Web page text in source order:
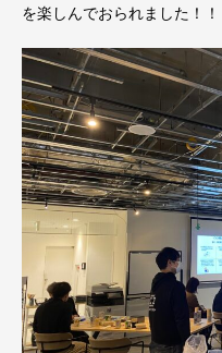
を楽しんでおられました！！